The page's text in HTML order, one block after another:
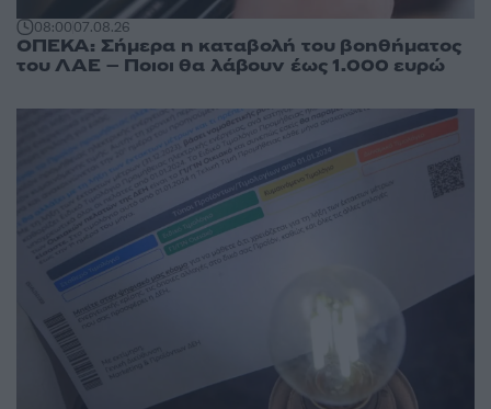
08:0007.08.26
ΟΠΕΚΑ: Σήμερα η καταβολή του βοηθήματος
του ΛΑΕ – Ποιοι θα λάβουν έως 1.000 ευρώ